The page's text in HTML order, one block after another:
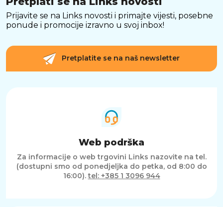
Prijavite se na Links novosti i primajte vijesti, posebne
ponude i promocije izravno u svoj inbox!
Pretplatite se na naš newsletter
Web podrška
Za informacije o web trgovini Links nazovite na tel.
(dostupni smo od ponedjeljka do petka, od 8:00 do
16:00).tel: +385 1 3096 944